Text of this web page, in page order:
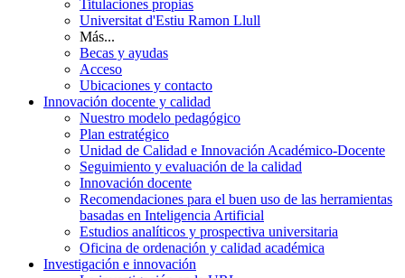
Titulaciones propias
Universitat d'Estiu Ramon Llull
Más...
Becas y ayudas
Acceso
Ubicaciones y contacto
Innovación docente y calidad
Nuestro modelo pedagógico
Plan estratégico
Unidad de Calidad e Innovación Académico-Docente
Seguimiento y evaluación de la calidad
Innovación docente
Recomendaciones para el buen uso de las herramientas
basadas en Inteligencia Artificial
Estudios analíticos y prospectiva universitaria
Oficina de ordenación y calidad académica
Investigación e innovación